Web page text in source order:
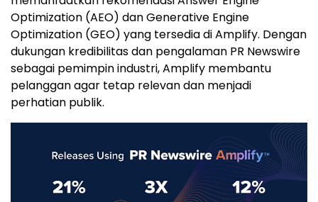
Optimization (AEO) dan Generative Engine
Optimization (GEO) yang tersedia di Amplify. Dengan
dukungan kredibilitas dan pengalaman PR Newswire
sebagai pemimpin industri, Amplify membantu
pelanggan agar tetap relevan dan menjadi
perhatian publik.